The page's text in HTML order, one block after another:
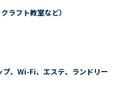
ラフト教室など）
、Wi-Fi、エステ、ランドリー